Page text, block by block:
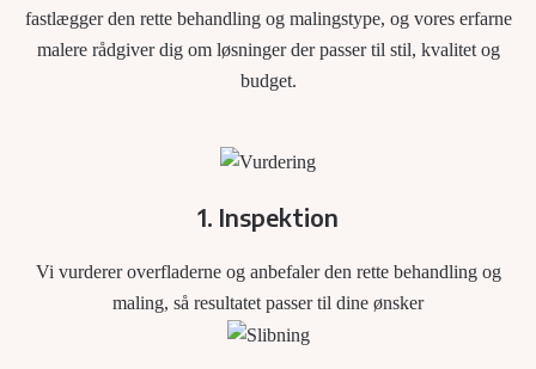
fastlægger den rette behandling og malingstype, og vores erfarne
malere rådgiver dig om løsninger der passer til stil, kvalitet og
budget.
1. Inspektion
Vi vurderer overfladerne og anbefaler den rette behandling og
maling, så resultatet passer til dine ønsker